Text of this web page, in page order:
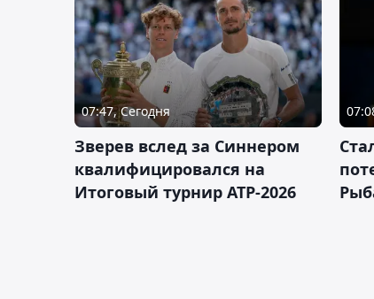
07:47, Сегодня
Зверев вслед за Синнером
квалифицировался на
Итоговый турнир ATP-2026